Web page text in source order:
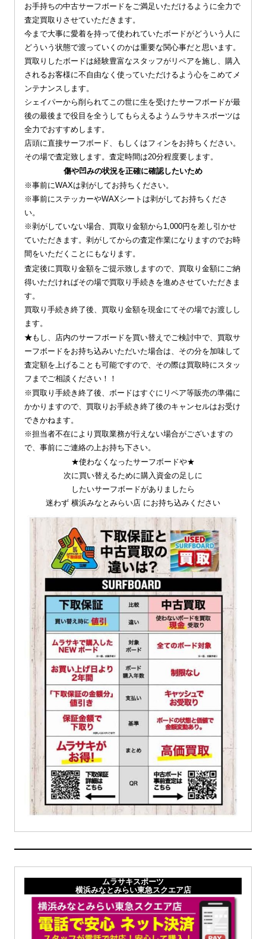
お手持ちの中古サーフボードをご満足いただけるように全力で
査定買取りさせていただきます。
今まで大事に愛着を持って使われていたボードがどういう人に
どういう状態で渡っていくのかは重要な関心事だと思います。
買取りしたボードは経験豊富なスタッフがリペアを施し、購入
されるお客様に不自由なく使っていただけるよう心をこめてメ
ンテナンスします。
シェイパーから削られてこの世に生を受けたサーフボードが最
後の最後まで役目を全うしてもらえるようムラサキスポーツは
全力でおすすめします。
店頭に直接サーフボード、もしくはフィンをお持ちください。
その場で査定致します。査定時間は20分程度要します。
傷や凹みの状況を正確に確認したいため
※事前にWAXは剥がしてお持ちください。
※事前にステッカーやWAXシートは剥がしてお持ちくださ
い。
※剥がしていない場合、買取り金額から1,000円を差し引かせ
ていただきます。剥がしてからの査定作業になりますのでお時
間をいただくことにもなります。
査定後に買取り金額をご提示致しますので、買取り金額にご納
得いただければその場で買取り手続きを進めさせていただきま
す。
買取り手続き終了後、買取り金額を現金にてその場でお渡しし
ます。
★もし、店内のサーフボードを買い替えでご検討中で、買取サ
ーフボードをお持ち込みいただいた場合は、その分を加味して
査定額を上げることも可能ですので、その際は買取時にスタッ
フまでご相談ください！！
※買取り手続き終了後、ボードはすぐにリペア等販売の準備に
かかりますので、買取りお手続き終了後のキャンセルはお受け
できかねます。
※担当者不在により買取業務が行えない場合がございますの
で、事前にご連絡の上お持ち下さい。
★使わなくなったサーフボードや★
次に買い替えるために購入資金の足しに
したいサーフボードがありましたら
迷わず 横浜みなとみらい店 にお持ち込みください
ムラサキスポーツ
横浜みなとみらい東急スクエア店